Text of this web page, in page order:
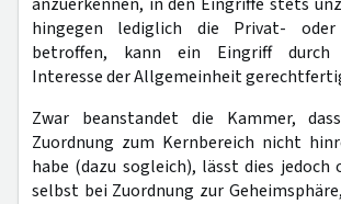
hingegen lediglich die Privat- oder
betroffen, kann ein Eingriff durch
Interesse der Allgemeinheit
Zwar beanstandet die Kammer,
Zuordnung zum Kernbereich nicht
habe (dazu sogleich), lässt dies jedoch
selbst bei Zuordnung zur